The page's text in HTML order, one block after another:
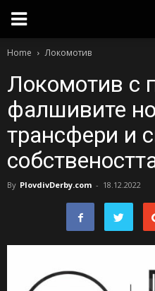
Home Локомотив
Локомотив с
фалшивите
трансфери и
By PlovdivDerby.com - 18.12.2022